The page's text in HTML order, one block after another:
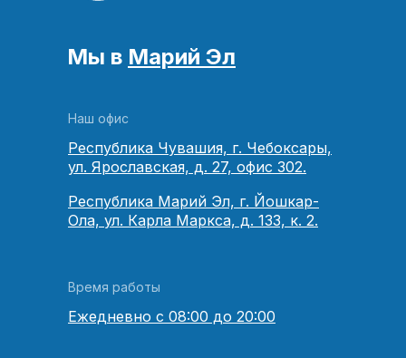
Республика Чувашия, г. Чебоксары,
ул. Ярославская, д. 27, офис 302.
Республика Марий Эл, г. Йошкар-
Ола, ул. Карла Маркса, д. 133, к. 2.
Наш офис
Ежедневно с 08:00 до 20:00
Время работы
Мы в Марий Эл